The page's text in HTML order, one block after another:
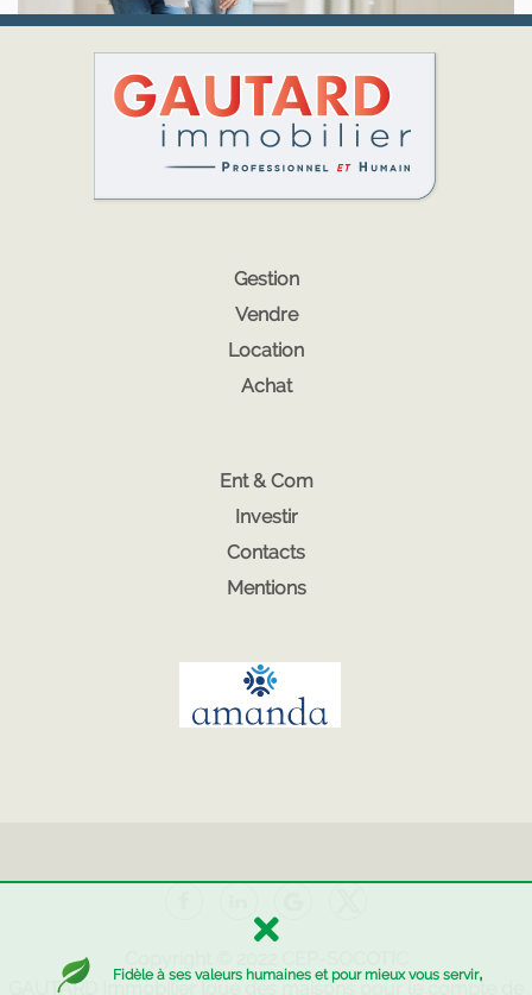
Fidèle à ses valeurs humaines et pour mieux vous servir,
Gestion
Vendre
Location
Achat
Ent & Com
Investir
Contacts
Mentions
GAUTARD Immobilier
loue des maisons pour le compte de